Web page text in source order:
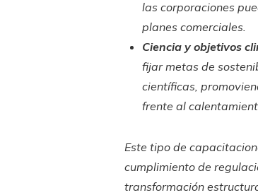
las corporaciones
planes comerciales.
Ciencia y objetivos
fijar metas de
científicas,
frente al
Este tipo de
cumplimiento de
transformación